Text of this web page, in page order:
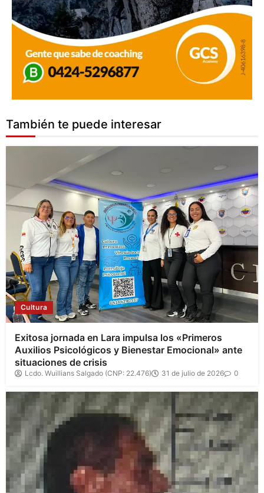
También te puede interesar
Cultura
Exitosa jornada en Lara impulsa los «Primeros
Auxilios Psicológicos y Bienestar Emocional» ante
situaciones de crisis
Lcdo. Wuillians Salgado (CNP: 22.476) 31 de julio de 2026 0